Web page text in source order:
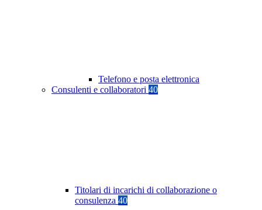
Telefono e posta elettronica
Consulenti e collaboratori 40
Titolari di incarichi di collaborazione o
consulenza 40